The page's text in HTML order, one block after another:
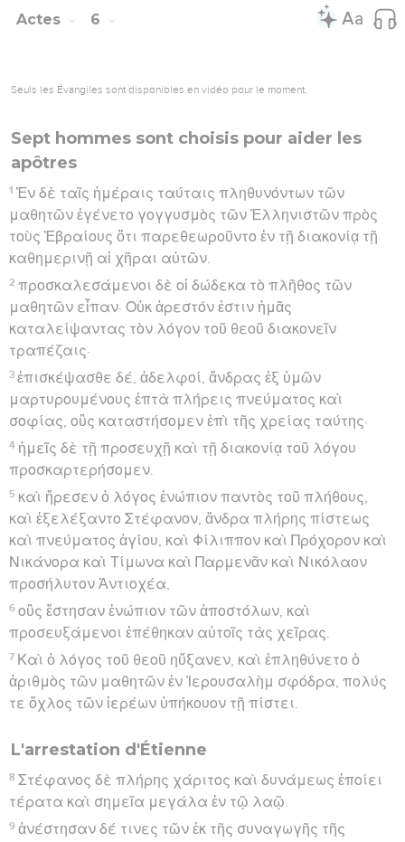
Actes 6
Seuls les Évangiles sont disponibles en vidéo pour le moment.
Sept hommes sont choisis pour aider les
apôtres
1 Ἐν δὲ ταῖς ἡμέραις ταύταις πληθυνόντων τῶν
μαθητῶν ἐγένετο γογγυσμὸς τῶν Ἑλληνιστῶν πρὸς
τοὺς Ἑβραίους ὅτι παρεθεωροῦντο ἐν τῇ διακονίᾳ τῇ
καθημερινῇ αἱ χῆραι αὐτῶν.
2 προσκαλεσάμενοι δὲ οἱ δώδεκα τὸ πλῆθος τῶν
μαθητῶν εἶπαν· Οὐκ ἀρεστόν ἐστιν ἡμᾶς
καταλείψαντας τὸν λόγον τοῦ θεοῦ διακονεῖν
τραπέζαις·
3 ἐπισκέψασθε δέ, ἀδελφοί, ἄνδρας ἐξ ὑμῶν
μαρτυρουμένους ἑπτὰ πλήρεις πνεύματος καὶ
σοφίας, οὓς καταστήσομεν ἐπὶ τῆς χρείας ταύτης·
4 ἡμεῖς δὲ τῇ προσευχῇ καὶ τῇ διακονίᾳ τοῦ λόγου
προσκαρτερήσομεν.
5 καὶ ἤρεσεν ὁ λόγος ἐνώπιον παντὸς τοῦ πλήθους,
καὶ ἐξελέξαντο Στέφανον, ἄνδρα πλήρης πίστεως
καὶ πνεύματος ἁγίου, καὶ Φίλιππον καὶ Πρόχορον καὶ
Νικάνορα καὶ Τίμωνα καὶ Παρμενᾶν καὶ Νικόλαον
προσήλυτον Ἀντιοχέα,
6 οὓς ἔστησαν ἐνώπιον τῶν ἀποστόλων, καὶ
προσευξάμενοι ἐπέθηκαν αὐτοῖς τὰς χεῖρας.
7 Καὶ ὁ λόγος τοῦ θεοῦ ηὔξανεν, καὶ ἐπληθύνετο ὁ
ἀριθμὸς τῶν μαθητῶν ἐν Ἰερουσαλὴμ σφόδρα, πολύς
τε ὄχλος τῶν ἱερέων ὑπήκουον τῇ πίστει.
L'arrestation d'Étienne
8 Στέφανος δὲ πλήρης χάριτος καὶ δυνάμεως ἐποίει
τέρατα καὶ σημεῖα μεγάλα ἐν τῷ λαῷ.
9 ἀνέστησαν δέ τινες τῶν ἐκ τῆς συναγωγῆς τῆς